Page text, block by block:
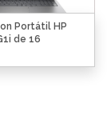
Portátil HP
de 16